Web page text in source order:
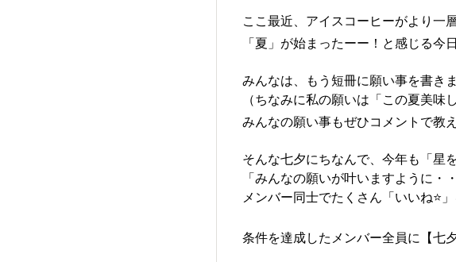
ここ最近、アイスコーヒーがより一
「夏」が始まったーー！と感じる
みんなは、もう短冊に願い事を書き
（ちなみに私の願いは「この夏美味
みんなの願い事もぜひコメントで教
そんな七夕にちなんで、今年も「星
「みんなの願いが叶いますように・
メンバー同士でたくさん「いいね⭐
条件を達成したメンバー全員に【七